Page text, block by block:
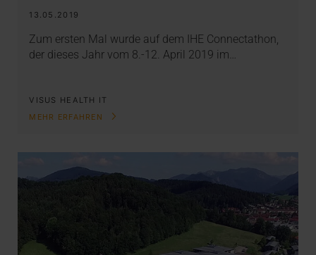
13.05.2019
Zum ersten Mal wurde auf dem IHE Connectathon,
der dieses Jahr vom 8.-12. April 2019 im…
VISUS HEALTH IT
MEHR ERFAHREN